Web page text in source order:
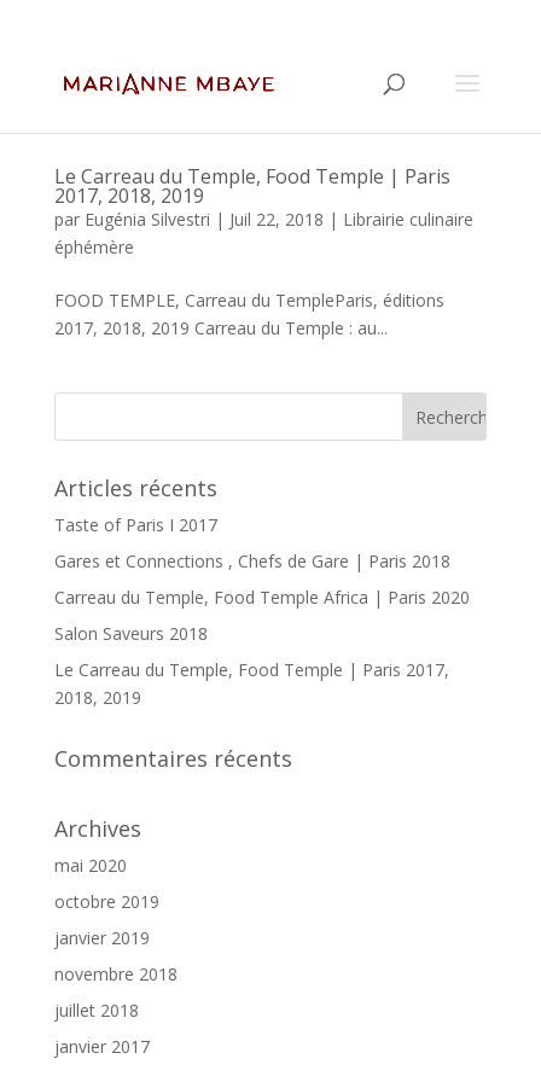
Le Carreau du Temple, Food Temple | Paris
2017, 2018, 2019
par Eugénia Silvestri | Juil 22, 2018 | Librairie culinaire
éphémère
FOOD TEMPLE, Carreau du TempleParis, éditions
2017, 2018, 2019 Carreau du Temple : au...
Articles récents
Taste of Paris I 2017
Gares et Connections , Chefs de Gare | Paris 2018
Carreau du Temple, Food Temple Africa | Paris 2020
Salon Saveurs 2018
Le Carreau du Temple, Food Temple | Paris 2017,
2018, 2019
Commentaires récents
Archives
mai 2020
octobre 2019
janvier 2019
novembre 2018
juillet 2018
janvier 2017